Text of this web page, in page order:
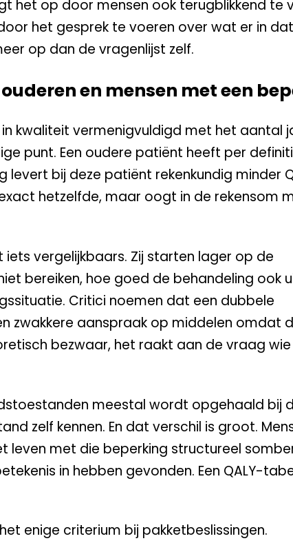
het op door mensen ook terugblikkend te
het gesprek te voeren over wat er in
op dan de vragenlijst zelf.
en mensen met een
kwaliteit vermenigvuldigd met het aantal
punt. Een oudere patiënt heeft per
bij deze patiënt rekenkundig minder
hetzelfde, maar oogt in de rekensom
vergelijkbaars. Zij starten lager op de
bereiken, hoe goed de behandeling ook
Critici noemen dat een dubbele
zwakkere aanspraak op middelen omdat
bezwaar, het raakt aan de vraag wie
meestal wordt opgehaald bij
zelf kennen. En dat verschil is groot.
leven met die beperking structureel
in hebben gevonden. Een QALY-
enige criterium bij pakketbeslissingen.